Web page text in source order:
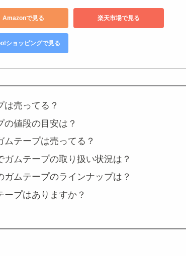
Amazonで見る 楽天市場で見る
ショッピングで見る
は売ってる？
の値段の目安は？
ムテープは売ってる？
ガムテープの取り扱い状況は？
ガムテープのラインナップは？
ープはありますか？